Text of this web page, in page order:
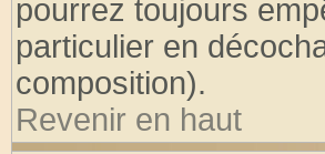
pourrez toujours
particulier en
composition).
Revenir en haut